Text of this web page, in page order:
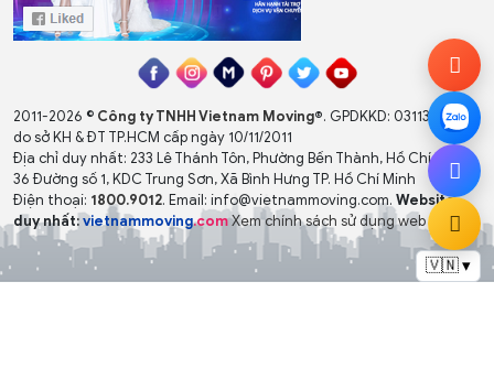
2011-2026 © Công ty TNHH Vietnam Moving®. GPDKKD: 0311327008
do sở KH & ĐT TP.HCM cấp ngày 10/11/2011
Địa chỉ duy nhất: 233 Lê Thánh Tôn, Phường Bến Thành, Hồ Chí Minh -
36 Đường số 1, KDC Trung Sơn, Xã Bình Hưng TP. Hồ Chí Minh
Điện thoại: 1800.9012. Email: info@vietnammoving.com. Website
duy nhất:vietnammoving.comXem chính sách sử dụng web
🇻🇳 ▾